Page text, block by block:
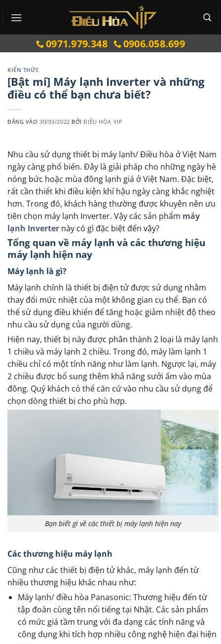
qua
0971.979.348 0906.058.699
KIẾN THỨC
[Bật mí] Máy lạnh Inverter và những
điều có thể bạn chưa biết?
ĐĂNG VÀO 30/03/2022 BỞIĐIỀU HÒA VIP
Nhu cầu sử dụng thiết bị máy lạnh/ Điều hòa ở Việt Nam
ngày càng phổ biến. Đây là giải pháp cho những ngày hè
nóng bức hoặc mùa đông lạnh giá ở Việt Nam. Đặc biệt,
rất cần thiết khi điều kiện khí hậu ngày càng khắc nghiệt
hơn. Trong đó, khách hàng thường được khuyên nên ưu
tiên chọn máy lạnh Inverter. Vậy các sản phẩm máy
lạnh Inverter này có gì đặc biệt đến vậy?
Tổng quan về máy lạnh và các thương hiệu
máy lạnh hiện nay
Máy lạnh là gì?
Máy lạnh chính là thiết bị điện tử được sử dụng nhằm
thay đổi mức nhiệt của một không gian cụ thể. Bạn có
thể sử dụng điều khiển để tăng hoặc giảm nhiệt độ theo
nhu cầu sử dụng của người dùng.
Hiện nay, thiết bị này được phân thành 2 loại là máy lạnh
1 chiều và máy lạnh 2 chiều. Trong đó, máy làm lạnh 1
chiều chỉ có một tính năng như làm lạnh. Ngược lại, máy
2 chiều được bổ sung thêm khả năng sưởi ấm vào mùa
đông. Quý khách có thể căn cứ vào nhu cầu sử dụng để
chọn dòng thiết bị cho phù hợp.
Bạn biết gì về các thiết bị máy lạnh hiện nay
Các thương hiệu máy lạnh
Cũng như các thiết bị điện tử khác, máy lạnh đến từ
nhiều thương hiệu khác nhau như:
Máy lạnh/ điều hòa Panasonic: Thương hiệu đến từ
tập đoàn cùng tên nổi tiếng tại Nhật. Các sản phẩm
có mức giá tầm trung với đa dạng các tính năng và
công dụng khi tích hợp nhiều công nghệ hiện đại hiện